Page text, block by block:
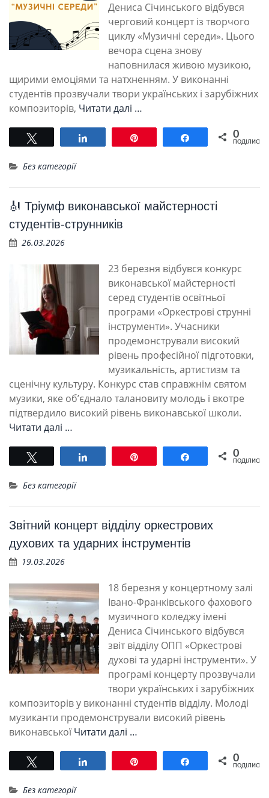
Дениса Січинського відбувся
черговий концерт із творчого
циклу «Музичні середи». Цього
вечора сцена знову
наповнилася живою музикою,
щирими емоціями та натхненням. У виконанні
студентів прозвучали твори українських і зарубіжних
композиторів, Читати далі …
Поділитися Поділитися
0
ПОДІЛИСЬ
Без категорії
🎻 Тріумф виконавської майстерності
студентів-струнників
26.03.2026
23 березня відбувся конкурс
виконавської майстерності
серед студентів освітньої
програми «Оркестрові струнні
інструменти». Учасники
продемонстрували високий
рівень професійної підготовки,
музикальність, артистизм та
сценічну культуру. Конкурс став справжнім святом
музики, яке об’єднало талановиту молодь і вкотре
підтвердило високий рівень виконавської школи.
Читати далі …
Поділитися Поділитися
0
ПОДІЛИСЬ
Без категорії
Звітний концерт відділу оркестрових
духових та ударних інструментів
19.03.2026
18 березня у концертному залі
Івано-Франківського фахового
музичного коледжу імені
Дениса Січинського відбувся
звіт відділу ОПП «Оркестрові
духові та ударні інструменти». У
програмі концерту прозвучали
твори українських і зарубіжних
композиторів у виконанні студентів відділу. Молоді
музиканти продемонстрували високий рівень
виконавської Читати далі …
Поділитися Поділитися
0
ПОДІЛИСЬ
Без категорії